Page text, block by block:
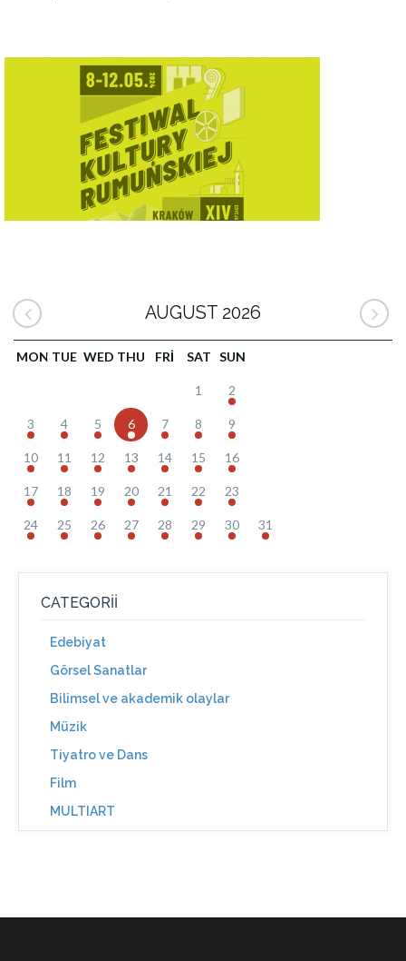
AUGUST 2026
MON TUE WED THU FRI SAT SUN
1 2
3 4 5 6 7 8 9
10 11 12 13 14 15 16
17 18 19 20 21 22 23
24 25 26 27 28 29 30 31
CATEGORII
Edebiyat
Görsel Sanatlar
Bilimsel ve akademik olaylar
Müzik
Tiyatro ve Dans
Film
MULTIART